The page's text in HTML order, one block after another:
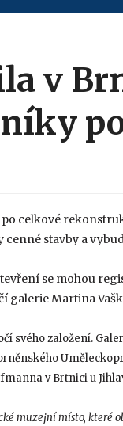
v
po celkové
stavby a
se mohou
galerie Martina
svého založení.
v Brtnici u
muzejní místo, které